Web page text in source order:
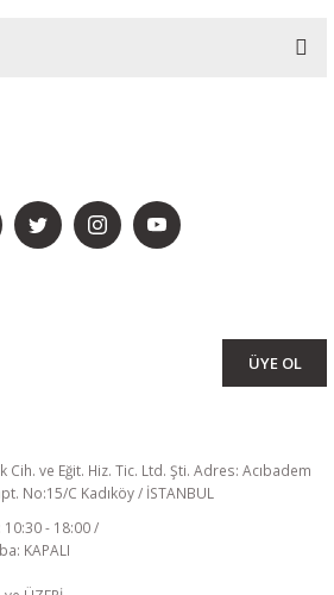
ÜYE OL
ve Eğit. Hiz. Tic. Ltd. Şti. Adres: Acıbadem
No:15/C Kadıköy / İSTANBUL
10:30 - 18:00 /
KAPALI